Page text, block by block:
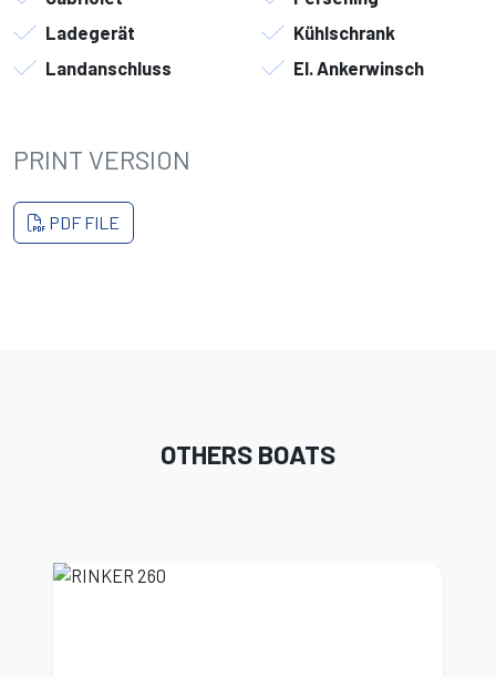
Ladegerät
Kühlschrank
Landanschluss
El. Ankerwinsch
PRINT VERSION
PDF FILE
OTHERS BOATS